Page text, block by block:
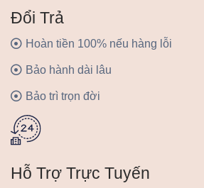
Đổi Trả
Hoàn tiền 100% nếu hàng lỗi
Bảo hành dài lâu
Bảo trì trọn đời
Hỗ Trợ Trực Tuyến